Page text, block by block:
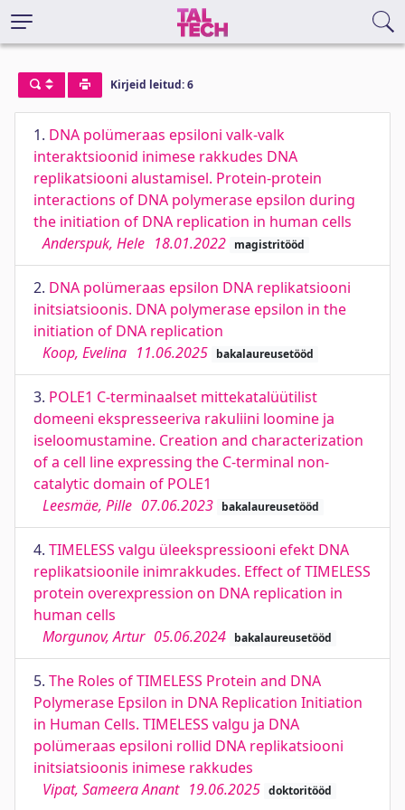
Kirjeid leitud: 6
1. DNA polümeraas epsiloni valk-valk
interaktsioonid inimese rakkudes DNA
replikatsiooni alustamisel. Protein-protein
interactions of DNA polymerase epsilon during
the initiation of DNA replication in human cells
Anderspuk, Hele 18.01.2022 magistritööd
2. DNA polümeraas epsilon DNA replikatsiooni
initsiatsioonis. DNA polymerase epsilon in the
initiation of DNA replication
Koop, Evelina 11.06.2025 bakalaureusetööd
3. POLE1 C-terminaalset mittekatalüütilist
domeeni ekspresseeriva rakuliini loomine ja
iseloomustamine. Creation and characterization
of a cell line expressing the C-terminal non-
catalytic domain of POLE1
Leesmäe, Pille 07.06.2023 bakalaureusetööd
4. TIMELESS valgu üleekspressiooni efekt DNA
replikatsioonile inimrakkudes. Effect of TIMELESS
protein overexpression on DNA replication in
human cells
Morgunov, Artur 05.06.2024 bakalaureusetööd
5. The Roles of TIMELESS Protein and DNA
Polymerase Epsilon in DNA Replication Initiation
in Human Cells. TIMELESS valgu ja DNA
polümeraas epsiloni rollid DNA replikatsiooni
initsiatsioonis inimese rakkudes
Vipat, Sameera Anant 19.06.2025 doktoritööd